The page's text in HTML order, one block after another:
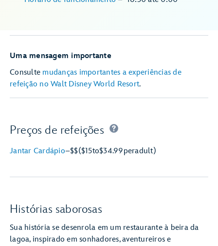
Uma mensagem importante
Consulte mudanças importantes a experiências de
refeição no Walt Disney World Resort.
Preços de refeições
Jantar Cardápio–$$($15to$34.99peradult)
Histórias saborosas
Sua história se desenrola em um restaurante à beira da
lagoa, inspirado em sonhadores, aventureiros e